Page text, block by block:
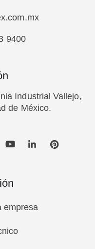
9400
Industrial Vallejo,
de México.
empresa